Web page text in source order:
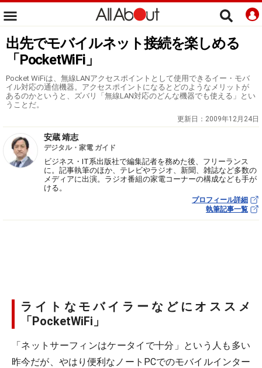
出先でモバイルネット接続を楽しめる
「PocketWiFi」
Pocket WiFiは、無線LANアクセスポイントとして使用できるイー・モバ
イル対応の通信機器。アクセスポイントになるとどのようなメリットが
あるのかというと、ズバリ「無線LAN対応のどんな機器でも使える」とい
うことだ。
更新日： 2009年12月24日
安蔵 靖志
デジタル・家電 ガイド
ビジネス・IT系出版社で編集記者を務めた後、フリーランス
に。記事執筆のほか、テレビやラジオ、新聞、雑誌など多数の
メディアに出演。ラジオ番組の家電コーナーの構成なども手が
ける。
プロフィール詳細
執筆記事一覧
ライトなモバイラーなどにオススメ
「PocketWiFi」
「ネットサーフィンはケータイで十分」という人も多い
昨今だが、やはり便利なノートPCでのモバイルインター